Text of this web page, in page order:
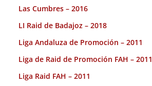
Las Cumbres – 2016
LI Raid de Badajoz – 2018
Liga Andaluza de Promoción – 2011
Liga de Raid de Promoción FAH – 2011
Liga Raid FAH – 2011